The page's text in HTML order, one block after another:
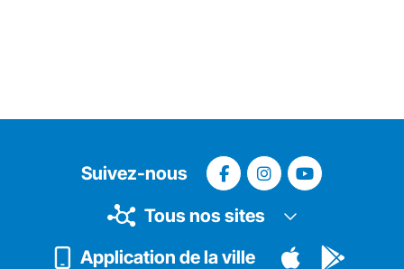
Suivez-nous
Tous nos sites
Application de la ville